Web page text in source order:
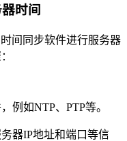
时间
间同步软件进行服务器
如NTP、PTP等。
器IP地址和端口等信